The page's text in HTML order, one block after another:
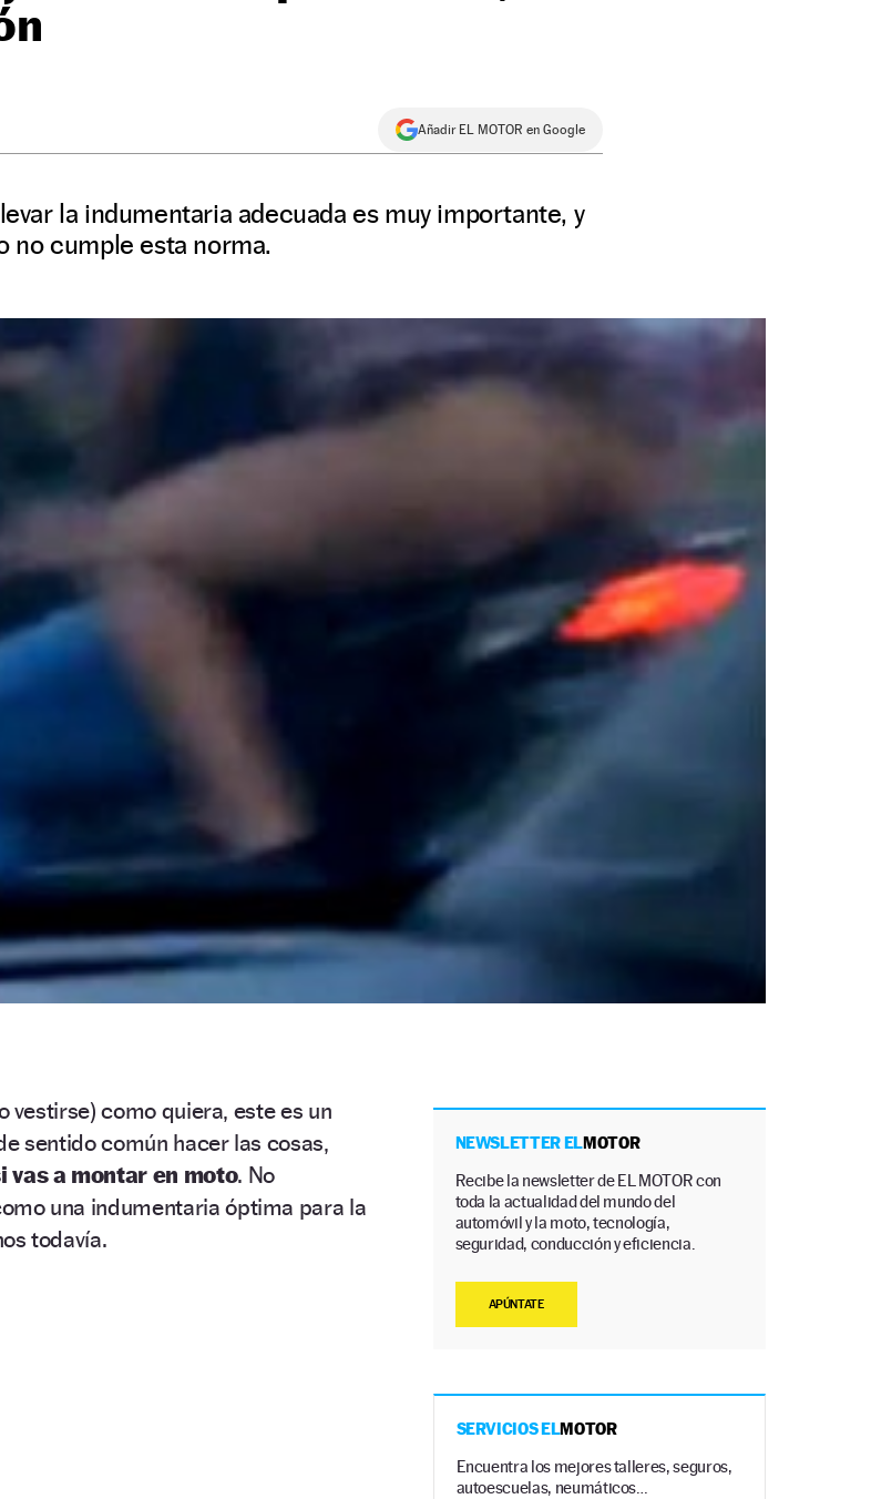
Añadir EL MOTOR en Google
la indumentaria adecuada es muy importante, y
no cumple esta norma.
vestirse) como quiera, este es un
sentido común hacer las cosas,
vas a montar en moto. No
una indumentaria óptima para la
todavía.
NEWSLETTER ELMOTOR
Recibe la newsletter de EL MOTOR con
toda la actualidad del mundo del
automóvil y la moto, tecnología,
seguridad, conducción y eficiencia.
APÚNTATE
SERVICIOS ELMOTOR
Encuentra los mejores talleres, seguros,
autoescuelas, neumáticos…